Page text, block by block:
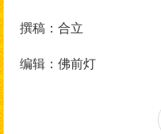
撰稿：合立
编辑：佛前灯